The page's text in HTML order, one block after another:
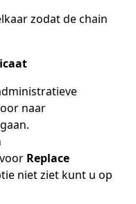
zodat de chain
naar
Replace
niet ziet kunt u op